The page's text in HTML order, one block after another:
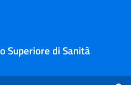
Superiore di Sanità